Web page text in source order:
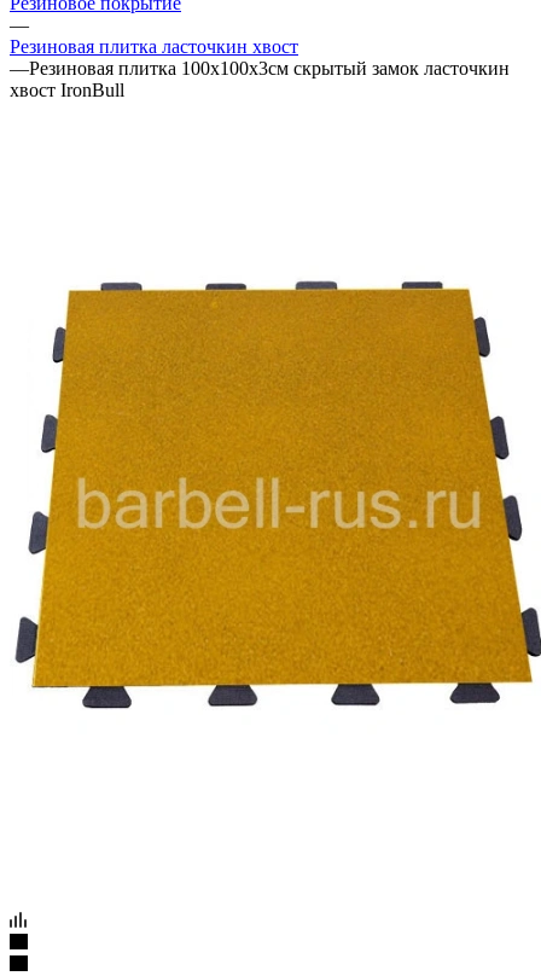
—
Резиновая плитка ласточкин хвост
—Резиновая плитка 100х100х3см скрытый замок ласточкин
хвост IronBull